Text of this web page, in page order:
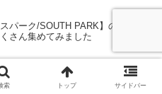
スパーク/SOUTH PARK】のグッ
さん集めてみました
てみ
索 トップ サイドバー